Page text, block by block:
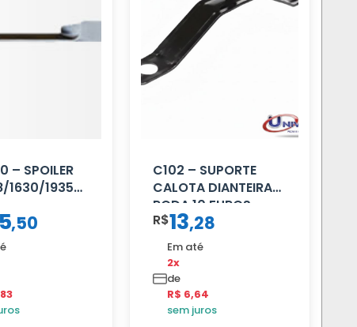
– SPOILER
1630/1935
,50
C102 – SUPORTE
CALOTA DIANTEIRA
RODA 10 FUROS
R$13,28
Em até
2x
de
R$ 6,64
sem juros